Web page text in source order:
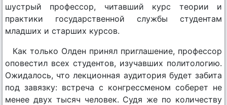
шустрый профессор, читавший курс теории и
практики государственной службы студентам
младших и старших курсов.
Как только Олден принял приглашение, профессор
оповестил всех студентов, изучавших политологию.
Ожидалось, что лекционная аудитория будет забита
под завязку: встреча с конгрессменом соберет не
менее двух тысяч человек. Судя же по количеству